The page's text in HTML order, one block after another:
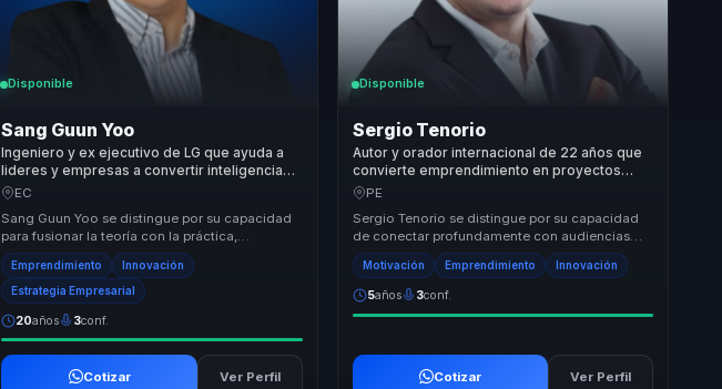
Disponible
Sang Guun Yoo
Ingeniero y ex ejecutivo de LG que ayuda a
lideres y empresas a convertir inteligencia
artificial en negocio, emprendimiento y
EC
Sang Guun Yoo se distingue por su capacidad
para fusionar la teoría con la práctica,
ofreciendo conferencias que son tanto
informativas c...
Emprendimiento Innovación
Estrategia Empresarial
20años 3conf.
Cotizar Ver Perfil
Disponible
Sergio Tenorio
Autor y orador internacional de 22 años que
convierte emprendimiento en proyectos
reales y acción para estudiantes y equipos.
PE
Sergio Tenorio se distingue por su capacidad
de conectar profundamente con audiencias
jóvenes, motivándolas a transformar sus
sueños en r...
Motivación Emprendimiento Innovación
5años 3conf.
Cotizar Ver Perfil